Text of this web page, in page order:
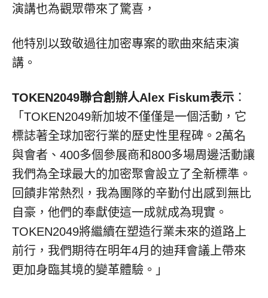
演講也為觀眾帶來了驚喜，
他特別以致敬過往加密專案的歌曲來結束演
講。
TOKEN2049聯合創辦人Alex Fiskum表示 ：
「TOKEN2049新加坡不僅僅是一個活動，它
標誌著全球加密行業的歷史性里程碑。2萬名
與會者、400多個參展商和800多場周邊活動讓
我們為全球最大的加密聚會設立了全新標準。
回饋非常熱烈，我為團隊的辛勤付出感到無比
自豪，他們的奉獻使這一成就成為現實。
TOKEN2049將繼續在塑造行業未來的道路上
前行，我們期待在明年4月的迪拜會議上帶來
更加身臨其境的變革體驗。」